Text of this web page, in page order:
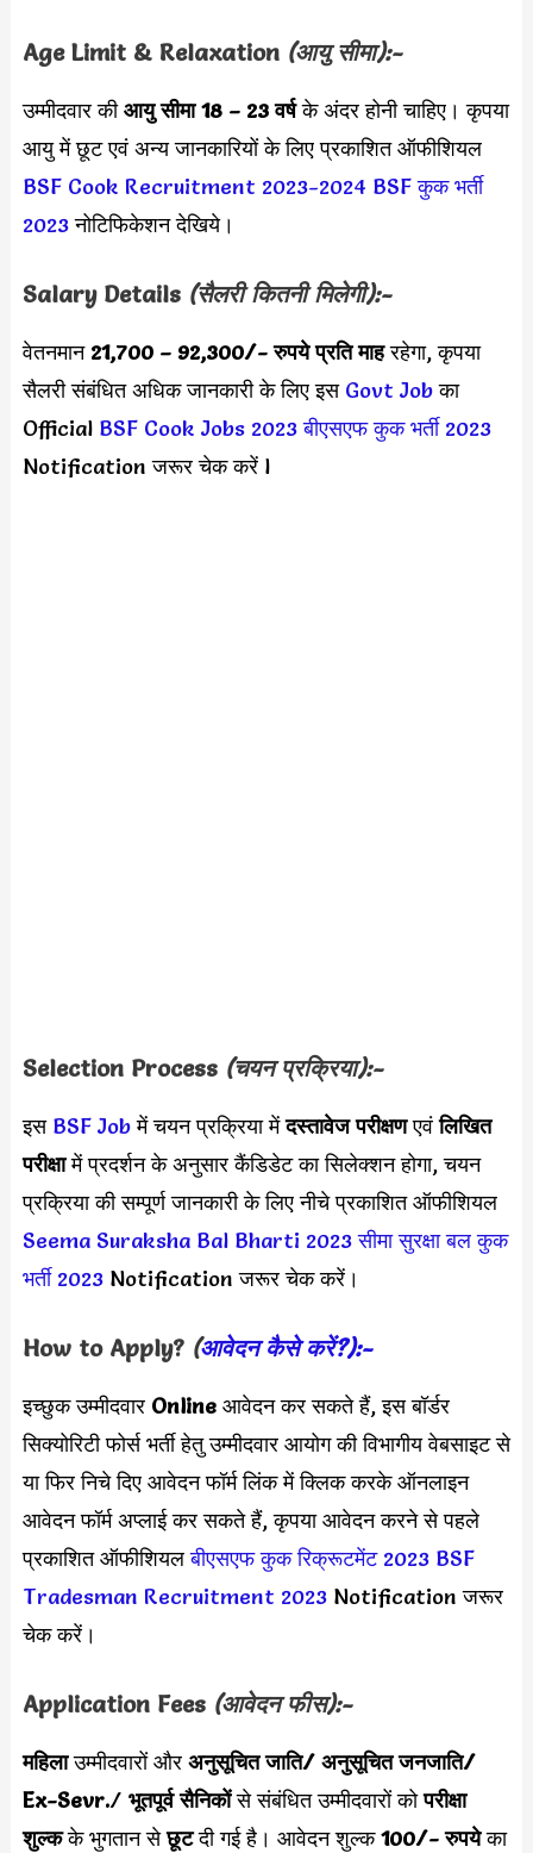
Age Limit & Relaxation (आयु सीमा):-
उम्मीदवार कीआयु सीमा 18 – 23 वर्षके अंदर होनी चाहिए। कृपया
आयु में छूट एवं अन्य जानकारियों के लिए प्रकाशित ऑफीशियल
BSF Cook Recruitment 2023-2024 BSF कुक भर्ती
2023नोटिफिकेशन देखिये।
Salary Details (सैलरी कितनी मिलेगी):-
वेतनमान 21,700 – 92,300/- रुपये प्रति माहरहेगा, कृपया
सैलरी संबंधित अधिक जानकारी के लिए इस Govt Jobका
Official BSF Cook Jobs 2023 बीएसएफ कुक भर्ती 2023
Notification जरूर चेक करें l
Selection Process (चयन प्रक्रिया):-
इस BSF Jobमें चयन प्रक्रिया मेंदस्तावेज परीक्षणएवंलिखित
परीक्षामें प्रदर्शन के अनुसार कैंडिडेट का सिलेक्शन होगा, चयन
प्रक्रिया की सम्पूर्ण जानकारी के लिए नीचे प्रकाशित ऑफीशियल
Seema Suraksha Bal Bharti 2023 सीमा सुरक्षा बल कुक
भर्ती 2023Notification जरूर चेक करें।
How to Apply?(आवेदन कैसे करें?):-
इच्छुक उम्मीदवार Online आवेदन कर सकते हैं, इस बॉर्डर
सिक्योरिटी फोर्स भर्ती हेतु उम्मीदवार आयोग की विभागीय वेबसाइट से
या फिर निचे दिए आवेदन फॉर्म लिंक में क्लिक करके ऑनलाइन
आवेदन फॉर्म अप्लाई कर सकते हैं, कृपया आवेदन करने से पहले
प्रकाशित ऑफीशियलबीएसएफ कुक रिक्रूटमेंट 2023 BSF
Tradesman Recruitment 2023Notification जरूर
चेक करें।
Application Fees (आवेदन फीस):-
महिलाउम्मीदवारों और अनुसूचित जाति/ अनुसूचित जनजाति/
Ex-Sevr./ भूतपूर्व सैनिकोंसे संबंधित उम्मीदवारों कोपरीक्षा
शुल्कके भुगतान सेछूटदी गई है। आवेदन शुल्क100/- रुपयेका